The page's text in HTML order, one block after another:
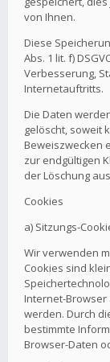
von Ihnen.
Diese
Abs. 1 lit. f)
Verbesserung,
Internetauftritts.
Die Daten
gelöscht, soweit
Beweiszwecken
zur endgültigen
der Löschung
Cookies
a) Sitzungs-
Wir verwenden
Cookies sind
Internet-Browser
werden. Durch
bestimmte
Browser-Daten